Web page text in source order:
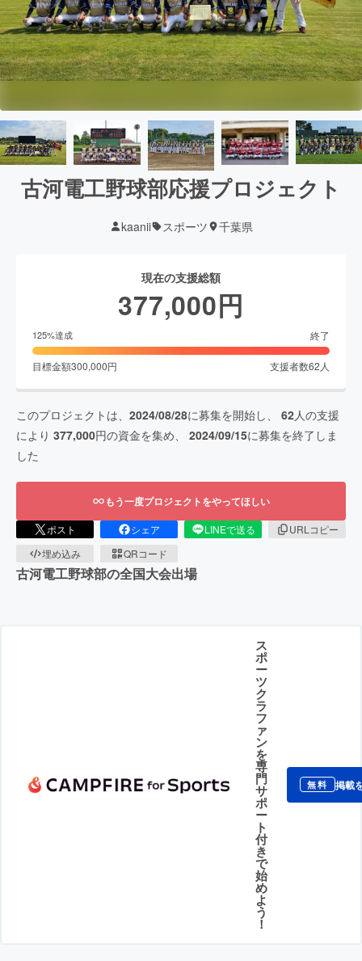
古河電工野球部応援プロジェクト
kaanii スポーツ 千葉県
現在の支援総額
377,000円
125%達成 終了
目標金額300,000円 支援者数62 人
このプロジェクトは、 2024/08/28に募集を開始し、 62人の支援
により 377,000円の資金を集め、 2024/09/15に募集を終了しま
した
もう一度プロジェクトをやってほしい
ポスト シェア LINEで送る
URLコピー
埋め込み
QRコード
古河電工野球部の全国大会出場
ス
ポ
ー
ツ
ク
ラ
フ
ァ
ン
を
専
門
サ
ポ
ー
ト
付
き
で
始
め
よ
う
！
無料 掲載